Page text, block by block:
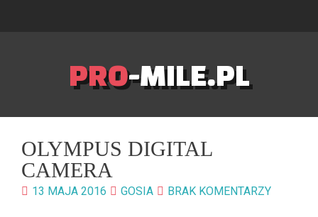
PRO-MILE.PL
OLYMPUS DIGITAL
CAMERA
13 MAJA 2016 GOSIA BRAK KOMENTARZY